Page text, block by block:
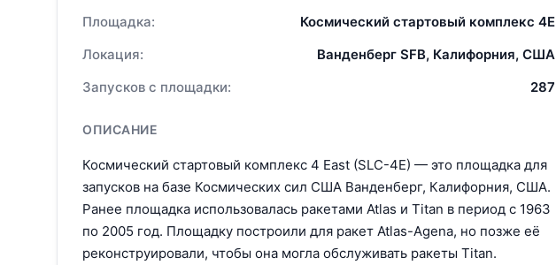
Площадка:
Космический стартовый комплекс 4E
Локация:
Ванденберг SFB, Калифорния, США
Запусков с площадки:
287
ОПИСАНИЕ
Космический стартовый комплекс 4 East (SLC-4E) — это площадка для
запусков на базе Космических сил США Ванденберг, Калифорния, США.
Ранее площадка использовалась ракетами Atlas и Titan в период с 1963
по 2005 год. Площадку построили для ракет Atlas-Agena, но позже её
реконструировали, чтобы она могла обслуживать ракеты Titan.